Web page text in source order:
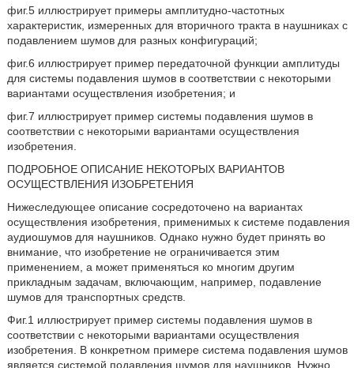
фиг.5 иллюстрирует примеры амплитудно-частотных
характеристик, измеренных для вторичного тракта в наушниках с
подавлением шумов для разных конфигураций;
фиг.6 иллюстрирует пример передаточной функции амплитуды
для системы подавления шумов в соответствии с некоторыми
вариантами осуществления изобретения; и
фиг.7 иллюстрирует пример системы подавления шумов в
соответствии с некоторыми вариантами осуществления
изобретения.
ПОДРОБНОЕ ОПИСАНИЕ НЕКОТОРЫХ ВАРИАНТОВ
ОСУЩЕСТВЛЕНИЯ ИЗОБРЕТЕНИЯ
Нижеследующее описание сосредоточено на вариантах
осуществления изобретения, применимых к системе подавления
аудиошумов для наушников. Однако нужно будет принять во
внимание, что изобретение не ограничивается этим
применением, а может применяться ко многим другим
прикладным задачам, включающим, например, подавление
шумов для транспортных средств.
Фиг.1 иллюстрирует пример системы подавления шумов в
соответствии с некоторыми вариантами осуществления
изобретения. В конкретном примере система подавления шумов
является системой подавления шумов для наушников. Нужно